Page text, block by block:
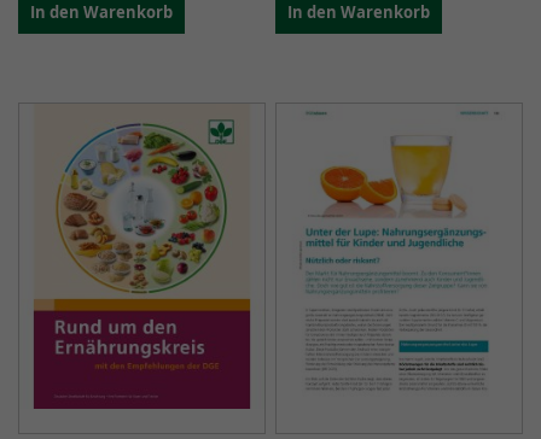
In den Warenkorb In den Warenkorb